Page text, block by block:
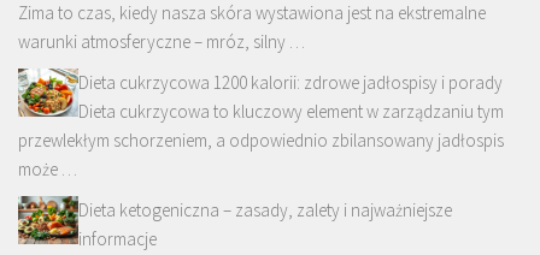
Zima to czas, kiedy nasza skóra wystawiona jest na ekstremalne
warunki atmosferyczne – mróz, silny …
Dieta cukrzycowa 1200 kalorii: zdrowe jadłospisy i porady
Dieta cukrzycowa to kluczowy element w zarządzaniu tym
przewlekłym schorzeniem, a odpowiednio zbilansowany jadłospis
może …
Dieta ketogeniczna – zasady, zalety i najważniejsze
informacje